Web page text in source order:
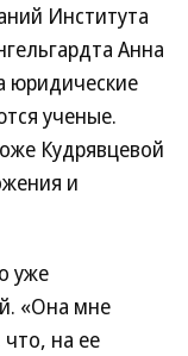
Института
Анна
юридические
ученые.
Кудрявцевой
и
уже
«Она мне
на ее